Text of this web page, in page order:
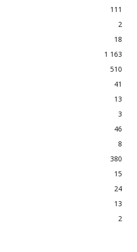
111
2
18
1 163
510
41
13
3
46
8
380
15
24
13
2